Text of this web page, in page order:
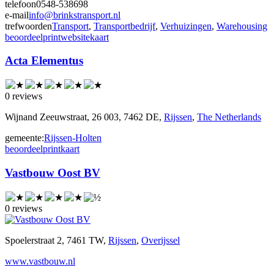
telefoon0548-538698
e-mailinfo@brinkstransport.nl
trefwoordenTransport, Transportbedrijf, Verhuizingen, Warehousing
beoordeelprintwebsitekaart
Acta Elementus
0 reviews
Wijnand Zeeuwstraat, 26 003, 7462 DE, Rijssen, The Netherlands
gemeente:Rijssen-Holten
beoordeelprintkaart
Vastbouw Oost BV
0 reviews
Spoelerstraat 2, 7461 TW, Rijssen, Overijssel
www.vastbouw.nl